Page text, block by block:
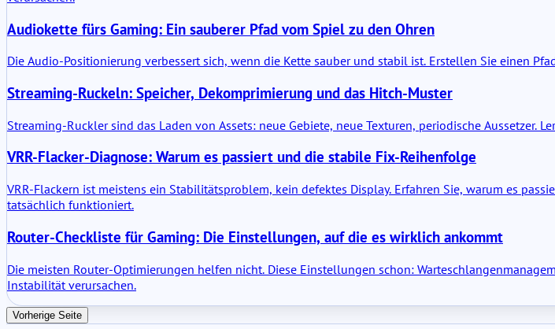
Audiokette fürs Gaming: Ein sauberer Pfad vom Spiel zu den Ohren
Die Audio-Positionierung verbessert sich, wenn die Kette sauber und stabil ist. Erstellen Sie einen
Streaming-Ruckeln: Speicher, Dekomprimierung und das Hitch-Muster
Streaming-Ruckler sind das Laden von Assets: neue Gebiete, neue Texturen, periodische
VRR-Flacker-Diagnose: Warum es passiert und die stabile Fix-Reihenfolge
VRR-Flackern ist meistens ein Stabilitätsproblem, kein defektes Display. Erfahren Sie, warum es
tatsächlich funktioniert.
Router-Checkliste für Gaming: Die Einstellungen, auf die es wirklich ankommt
Die meisten Router-Optimierungen helfen nicht. Diese Einstellungen schon:
Instabilität verursachen.
Vorherige Seite